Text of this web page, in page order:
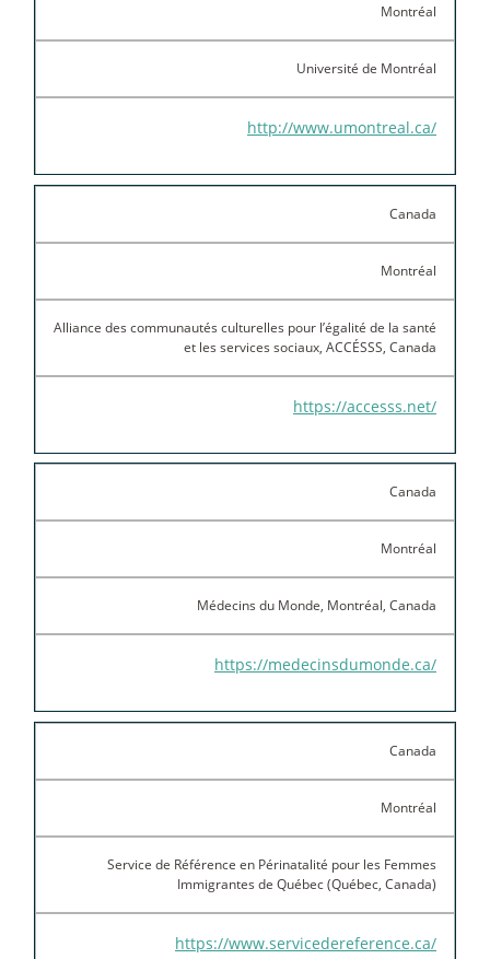
Montréal
Université de Montréal
http://www.umontreal.ca/
Canada
Montréal
Alliance des communautés culturelles pour l’égalité de la santé
et les services sociaux, ACCÉSSS, Canada
https://accesss.net/
Canada
Montréal
Médecins du Monde, Montréal, Canada
https://medecinsdumonde.ca/
Canada
Montréal
Service de Référence en Périnatalité pour les Femmes
Immigrantes de Québec (Québec, Canada)
https://www.servicedereference.ca/